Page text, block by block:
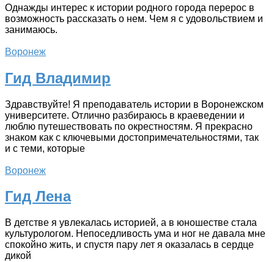
Однажды интерес к истории родного города перерос в
возможность рассказать о нем. Чем я с удовольствием и
занимаюсь.
Воронеж
Гид Владимир
Здравствуйте! Я преподаватель истории в Воронежском
университете. Отлично разбираюсь в краеведении и
люблю путешествовать по окрестностям. Я прекрасно
знаком как с ключевыми достопримечательностями, так
и с теми, которые
Воронеж
Гид Лена
В детстве я увлекалась историей, а в юношестве стала
культурологом. Непоседливость ума и ног не давала мне
спокойно жить, и спустя пару лет я оказалась в сердце
дикой